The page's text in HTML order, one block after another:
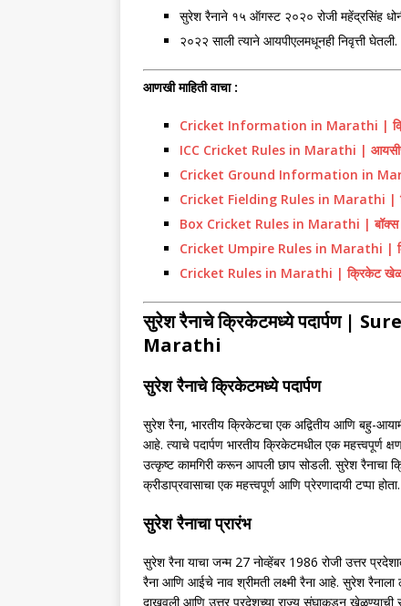
सुरेश रैनाने १५ ऑगस्ट २०२० रोजी महेंद्रसिंह
२०२२ साली त्याने आयपीएलमधूनही निवृत्ती घेतली.
आणखी माहिती वाचा :
Cricket Information in Marathi |
ICC Cricket Rules in Marathi |
Cricket Ground Information in
Cricket Fielding Rules in Marathi |
Box Cricket Rules in Marathi | बॉक्स
Cricket Umpire Rules in Marathi |
Cricket Rules in Marathi | क्रिकेट खेळाचे
सुरेश रैनाचे क्रिकेटमध्ये पदार्पण |
Marathi
सुरेश रैनाचे क्रिकेटमध्ये पदार्पण
सुरेश रैना, भारतीय क्रिकेटचा एक अद्वितीय आणि बहु-
आहे. त्याचे पदार्पण भारतीय क्रिकेटमधील एक महत्त्वपूर्ण
उत्कृष्ट कामगिरी करून आपली छाप सोडली. सुरेश रैनाचा
क्रीडाप्रवासाचा एक महत्त्वपूर्ण आणि प्रेरणादायी टप्पा होता.
सुरेश रैनाचा प्रारंभ
सुरेश रैना याचा जन्म 27 नोव्हेंबर 1986 रोजी उत्तर
रैना आणि आईचे नाव श्रीमती लक्ष्मी रैना आहे. सुरेश
दाखवली आणि उत्तर प्रदेशच्या राज्य संघाकडून